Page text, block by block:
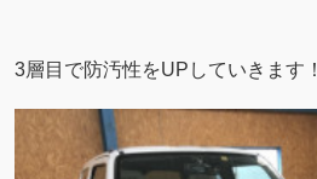
3層目で防汚性をUPしていきます！